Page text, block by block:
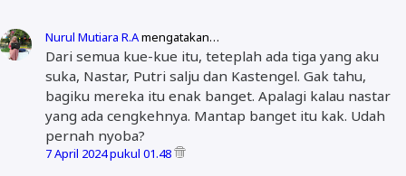
Nurul Mutiara R.Amengatakan…
Dari semua kue-kue itu, teteplah ada tiga yang aku
suka, Nastar, Putri salju dan Kastengel. Gak tahu,
bagiku mereka itu enak banget. Apalagi kalau nastar
yang ada cengkehnya. Mantap banget itu kak. Udah
pernah nyoba?
7 April 2024 pukul 01.48